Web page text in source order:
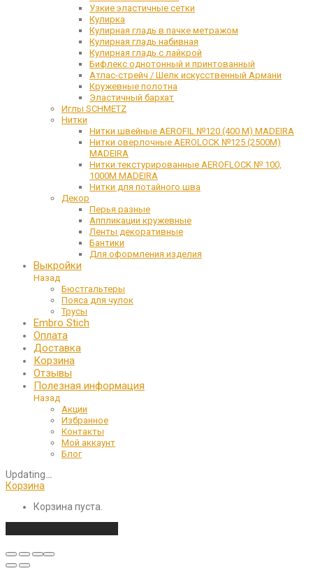
Узкие эластичные сетки
Кулирка
Кулирная гладь в пачке метражом
Кулирная гладь набивная
Кулирная гладь с лайкрой
Бифлекс однотонный и принтованный
Атлас-стрейч / Шелк искусственный Армани
Кружевные полотна
Эластичный бархат
Иглы SCHMETZ
Нитки
Нитки швейные AEROFIL №120 (400 М) MADEIRA
Нитки оверлочные AEROLOCK №125 (2500М)
MADEIRA
Нитки текстурированные AEROFLOCK № 100,
1000М MADEIRA
Нитки для потайного шва
Декор
Перья разные
Аппликации кружевные
Ленты декоративные
Бантики
Для оформления изделия
Выкройки
Назад
Бюстгальтеры
Пояса для чулок
Трусы
Embro Stich
Оплата
Доставка
Корзина
Отзывы
Полезная информация
Назад
Акции
Избранное
Контакты
Мой аккаунт
Блог
Updating…
Корзина
Корзина пуста.